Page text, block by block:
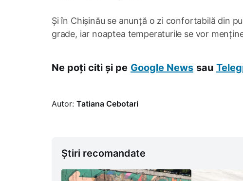
Și în Chișinău se anunță o zi confortabilă din
grade, iar noaptea temperaturile se vor
Ne poți citi și pe Google News sau
Autor: Tatiana Cebotari
Știri recomandate